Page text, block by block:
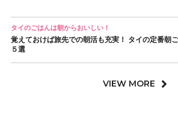
タイのごはんは朝からおいしい！
覚えておけば旅先での朝活も充実！ タイの定番朝
５選
VIEW MORE